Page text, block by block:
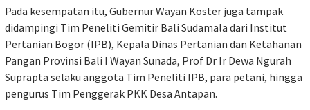
Pada kesempatan itu, Gubernur Wayan Koster juga tampak
didampingi Tim Peneliti Gemitir Bali Sudamala dari Institut
Pertanian Bogor (IPB), Kepala Dinas Pertanian dan Ketahanan
Pangan Provinsi Bali I Wayan Sunada, Prof Dr Ir Dewa Ngurah
Suprapta selaku anggota Tim Peneliti IPB, para petani, hingga
pengurus Tim Penggerak PKK Desa Antapan.